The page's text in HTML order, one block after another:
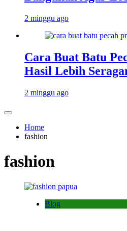
2 minggu ago
Cara Buat Batu
Hasil Lebih
2 minggu ago
Home
fashion
fashion
Blog